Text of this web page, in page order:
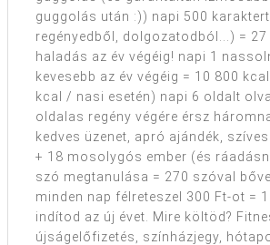
guggolás után :)) napi 500
regényedből, dolgozatodból...) = 27
haladás az év végéig! napi 1
kevesebb az év végéig = 10 800
kcal / nasi esetén) napi 6 oldalt
oldalas regény végére érsz
kedves üzenet, apró ajándék,
+ 18 mosolygós ember (és
szó megtanulása = 270 szóval
minden nap félreteszel 300 Ft-ot =
indítod az új évet. Mire költöd?
újságelőfizetés, színházjegy,